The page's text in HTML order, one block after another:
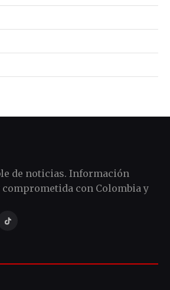
de noticias. Información
con Colombia y